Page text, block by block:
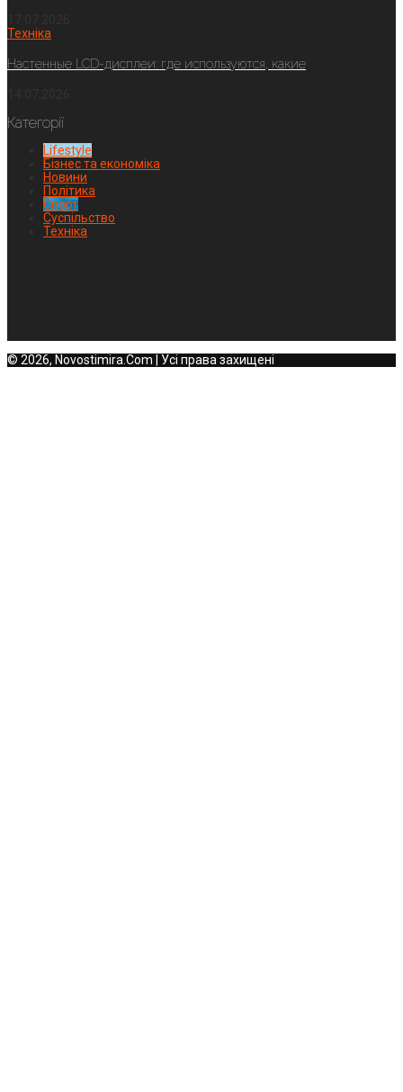
Техніка
Настенные LCD-дисплеи: где используются, какие
Категорії
Lifestyle
Бізнес та економіка
Новини
Політика
Спорт
Суспільство
Техніка
© 2026, Novostimira.Com | Усі права захищені